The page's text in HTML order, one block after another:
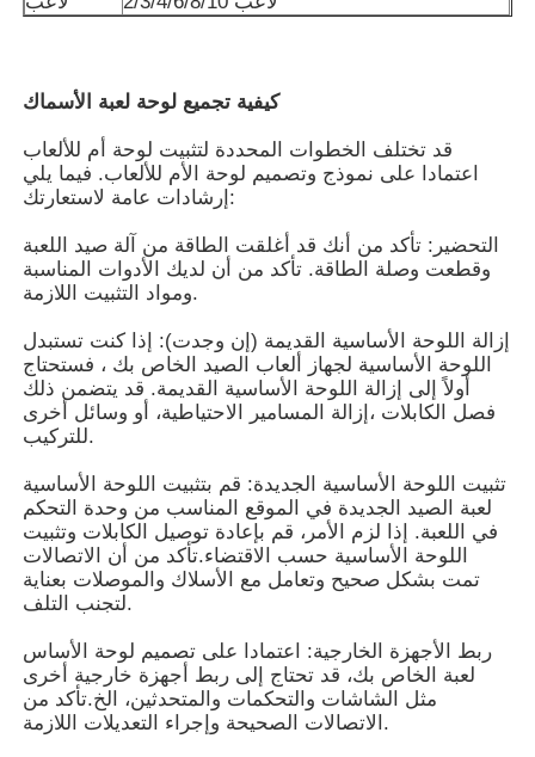
جولة في المعمل
اتصل بنا
طلب اقتباس
فتحة لعبة المجلس
لوحة لعبة السمك
خزانة ألعاب القمار
طاولة لعبة الأسماك
كيفية تجميع لوحة لعبة الأسماك
قد تختلف الخطوات المحددة لتثبيت لوحة أم للألعاب
اعتمادا على نموذج وتصميم لوحة الأم للألعاب. فيما يلي
إرشادات عامة لاستعارتك:
التحضير: تأكد من أنك قد أغلقت الطاقة من آلة صيد اللعبة
وقطعت وصلة الطاقة. تأكد من أن لديك الأدوات المناسبة
ومواد التثبيت اللازمة.
إزالة اللوحة الأساسية القديمة (إن وجدت): إذا كنت تستبدل
اللوحة الأساسية لجهاز ألعاب الصيد الخاص بك ، فستحتاج
أولاً إلى إزالة اللوحة الأساسية القديمة. قد يتضمن ذلك
فصل الكابلات ،إزالة المسامير الاحتياطية، أو وسائل أخرى
للتركيب.
تثبيت اللوحة الأساسية الجديدة: قم بتثبيت اللوحة الأساسية
لعبة الصيد الجديدة في الموقع المناسب من وحدة التحكم
في اللعبة. إذا لزم الأمر، قم بإعادة توصيل الكابلات وتثبيت
اللوحة الأساسية حسب الاقتضاء.تأكد من أن الاتصالات
تمت بشكل صحيح وتعامل مع الأسلاك والموصلات بعناية
لتجنب التلف.
ربط الأجهزة الخارجية: اعتمادا على تصميم لوحة الأساس
لعبة الخاص بك، قد تحتاج إلى ربط أجهزة خارجية أخرى
مثل الشاشات والتحكمات والمتحدثين، الخ.تأكد من
الاتصالات الصحيحة وإجراء التعديلات اللازمة.